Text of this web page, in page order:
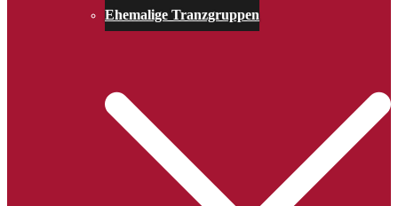
Ehemalige Tranzgruppen